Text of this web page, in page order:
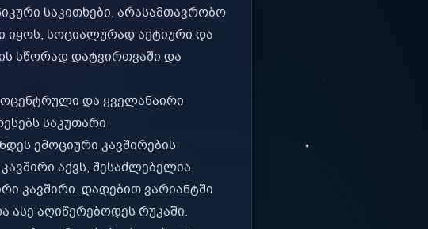
საკითხები, არასამთავრობო
სოციალურად აქტიური და
სწორად დატვირთვაში და
და ყველანაირი
საკუთარი
ემოციური კავშირების
აქვს, შესაძლებელია
კავშირი. დადებით ვარიანტში
აღიწერებოდეს რუკაში.